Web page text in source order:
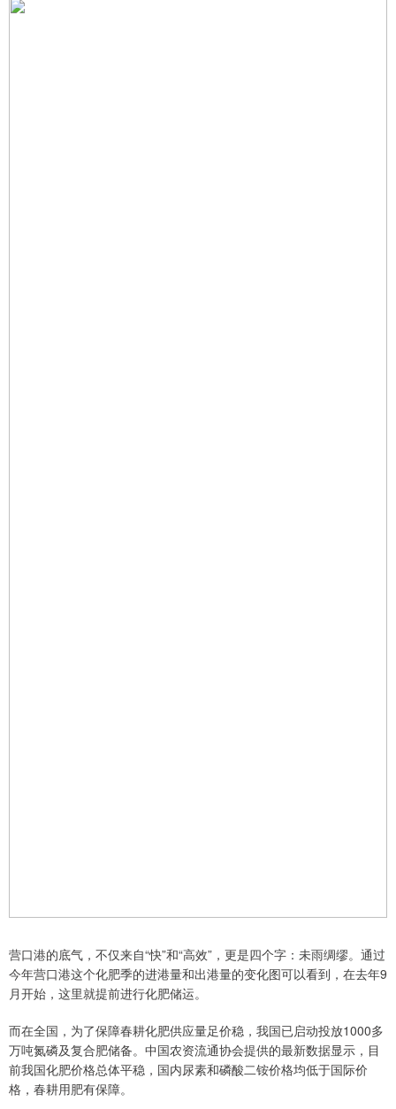
营口港的底气，不仅来自“快”和“高效”，更是四个字：未雨绸缪。通过
今年营口港这个化肥季的进港量和出港量的变化图可以看到，在去年9
月开始，这里就提前进行化肥储运。
而在全国，为了保障春耕化肥供应量足价稳，我国已启动投放1000多
万吨氮磷及复合肥储备。中国农资流通协会提供的最新数据显示，目
前我国化肥价格总体平稳，国内尿素和磷酸二铵价格均低于国际价
格，春耕用肥有保障。